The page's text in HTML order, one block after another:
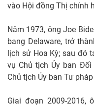
vào Hội đồng Thị chính
Năm 1973, ông Joe
bang Delaware, trở
lịch sử Hoa Kỳ; sau đó
vụ Chủ tịch Ủy ban Đối
Chủ tịch Ủy ban Tư
Giai đoạn 2009-2016,